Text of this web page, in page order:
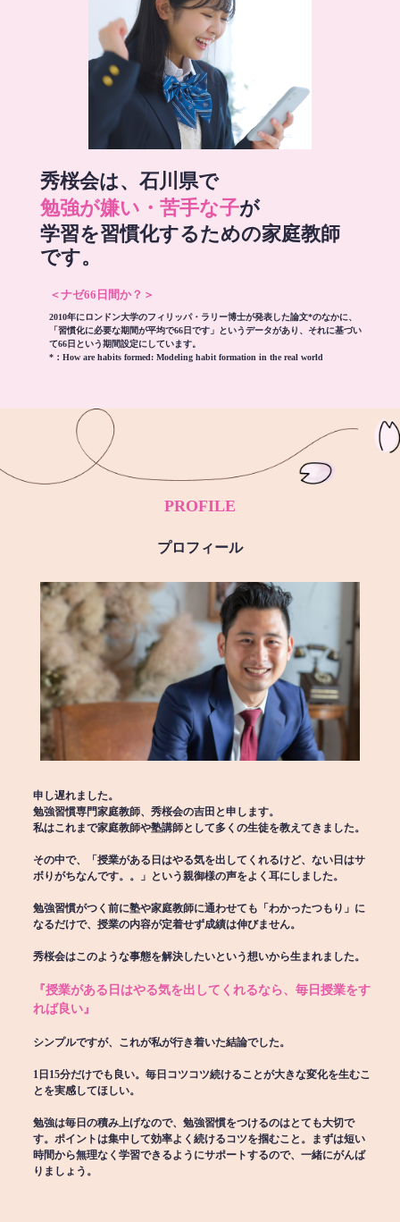
秀桜会は、石川県で
勉強が嫌い・苦手な子が
学習を習慣化するための家庭教師
です。
＜ナゼ66日間か？＞
2010年にロンドン大学のフィリッパ・ラリー博士が発表した論文*のなかに、
「習慣化に必要な期間が平均で66日です」というデータがあり、それに基づい
て66日という期間設定にしています。
*： How are habits formed: Modeling habit formation in the real world
PROFILE
プロフィール
申し遅れました。
勉強習慣専門家庭教師、秀桜会の吉田と申します。
私はこれまで家庭教師や塾講師として多くの生徒を教えてきました。
その中で、「授業がある日はやる気を出してくれるけど、ない日はサ
ボりがちなんです。。」という親御様の声をよく耳にしました。
勉強習慣がつく前に塾や家庭教師に通わせても「わかったつもり」に
なるだけで、授業の内容が定着せず成績は伸びません。
秀桜会はこのような事態を解決したいという想いから生まれました。
『授業がある日はやる気を出してくれるなら、毎日授業をす
れば良い』
シンプルですが、これが私が行き着いた結論でした。
1日15分だけでも良い。毎日コツコツ続けることが大きな変化を生むこ
とを実感してほしい。
勉強は毎日の積み上げなので、勉強習慣をつけるのはとても大切で
す。ポイントは集中して効率よく続けるコツを掴むこと。まずは短い
時間から無理なく学習できるようにサポートするので、一緒にがんば
りましょう。